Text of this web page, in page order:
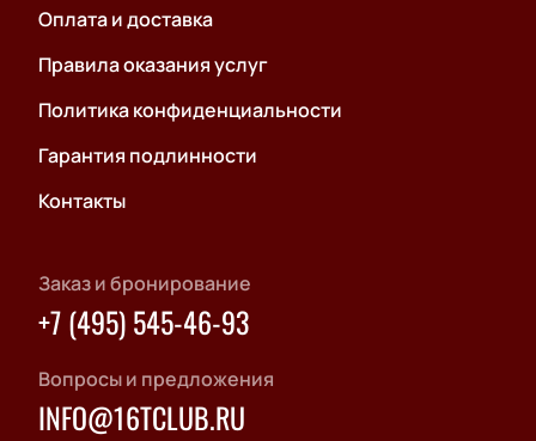
Оплата и доставка
Правила оказания услуг
Политика конфиденциальности
Гарантия подлинности
Контакты
Заказ и бронирование
+7 (495) 545-46-93
Вопросы и предложения
INFO@16TCLUB.RU